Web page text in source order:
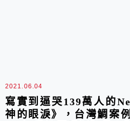
2021.06.04
寫實到逼哭139萬人的
神的眼淚》，台灣鯛案